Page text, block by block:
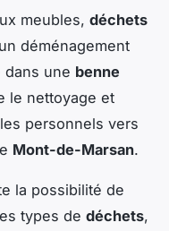
meubles, déchets
déménagement
dans une benne
le nettoyage et
personnels vers
Mont-de-Marsan.
la possibilité de
types de déchets,